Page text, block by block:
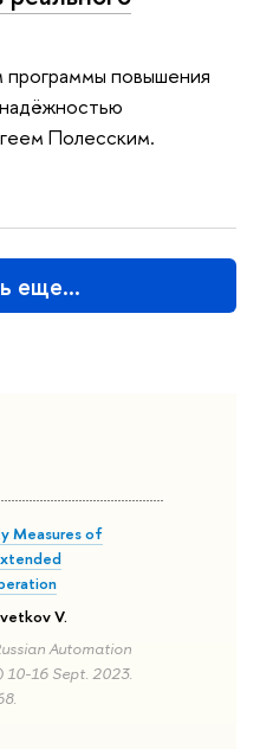
Measures of
V.
Automation
10-16 Sept. 2023.
повышения
Полесским.
еще…